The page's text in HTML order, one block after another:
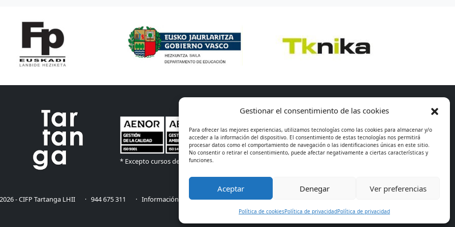
Gestionar el consentimiento de las cookies
Para ofrecer las mejores experiencias, utilizamos tecnologías como las cookies para almacenar y/o
acceder a la información del dispositivo. El consentimiento de estas tecnologías nos permitirá
procesar datos como el comportamiento de navegación o las identificaciones únicas en este sitio.
No consentir o retirar el consentimiento, puede afectar negativamente a ciertas características y
funciones.
Aceptar Denegar Ver preferencias
Política de cookiesPolítica de privacidadPolítica de privacidad
* Excepto cursos de especialización
- CIFP Tartanga LHII · 944 675 311 · Información legal · Cookies